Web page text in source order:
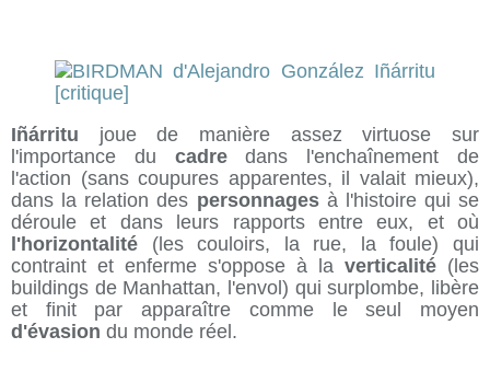
Iñárritu joue de manière assez virtuose sur
l'importance du cadredans l'enchaînement de
l'action (sans coupures apparentes, il valait mieux),
dans la relation des personnagesà l'histoire qui se
déroule et dans leurs rapports entre eux, et où
l'horizontalité (les couloirs, la rue, la foule) qui
contraint et enferme s'oppose à la verticalité (les
buildings de Manhattan, l'envol) qui surplombe, libère
et finit par apparaître comme le seul moyen
d'évasion du monde réel.